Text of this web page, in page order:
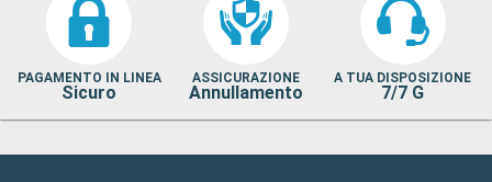
PAGAMENTO IN LINEA
Sicuro
ASSICURAZIONE
Annullamento
A TUA DISPOSIZIONE
7/7 G